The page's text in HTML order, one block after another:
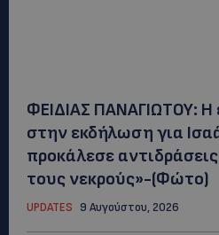
ΦΕΙΔΙΑΣ ΠΑΝΑΓΙΩΤΟΥ:
στην εκδήλωση για
προκάλεσε
τους νεκρούς»-(Φώτο)
UPDATES 9 Αυγούστου, 2026